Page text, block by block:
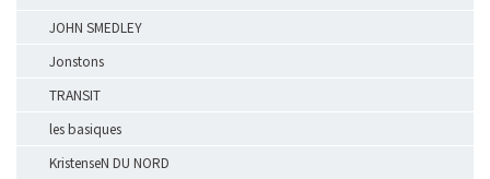
JOHN SMEDLEY
Jonstons
TRANSIT
les basiques
KristenseN DU NORD